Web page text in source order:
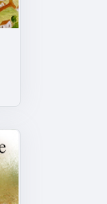
do ACS - Turma